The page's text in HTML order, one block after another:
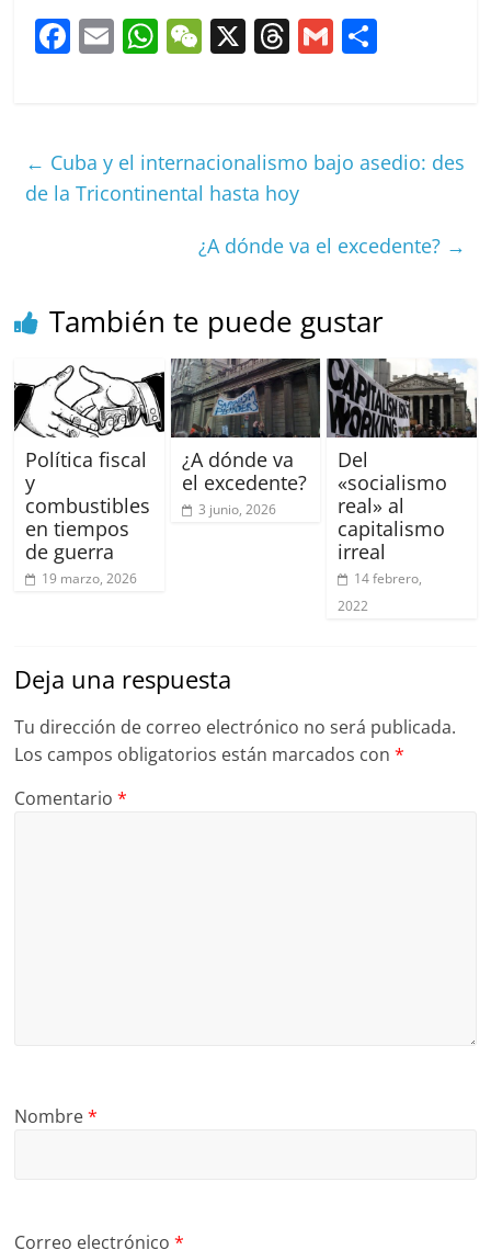
F
b
o
E W
A
p
W
at
X T
d
s
G
ar
← Cuba y el internacionalismo bajo asedio: des
de la Tricontinental hasta hoy
¿A dónde va el excedente? →
También te puede gustar
Política fiscal
y
combustibles
en tiempos
de guerra
19 marzo, 2026
¿A dónde va
el excedente?
3 junio, 2026
Del
«socialismo
real» al
capitalismo
irreal
14 febrero,
2022
Deja una respuesta
Tu dirección de correo electrónico no será publicada.
Los campos obligatorios están marcados con*
Comentario*
Nombre*
Correo electrónico*